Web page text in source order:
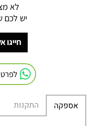
לא
יש לכם
חייגו אלינו:
אספקה התקנות